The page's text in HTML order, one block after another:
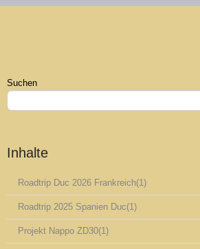
Suchen
Inhalte
Roadtrip Duc 2026 Frankreich(1)
Roadtrip 2025 Spanien Duc(1)
Projekt Nappo ZD30(1)